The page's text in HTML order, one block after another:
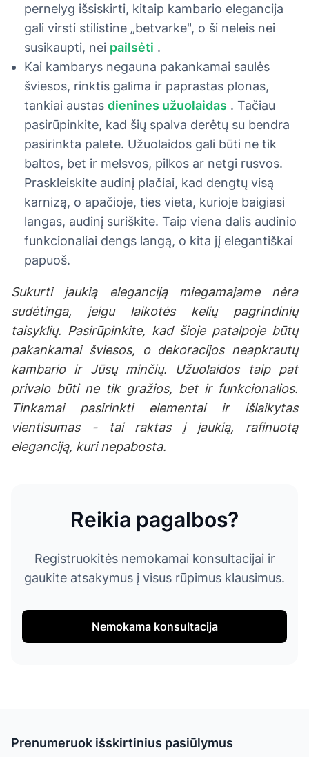
pernelyg išsiskirti, kitaip kambario elegancija
gali virsti stilistine „betvarke", o ši neleis nei
susikaupti, nei pailsėti .
Kai kambarys negauna pakankamai saulės
šviesos, rinktis galima ir paprastas plonas,
tankiai austas dienines užuolaidas . Tačiau
pasirūpinkite, kad šių spalva derėtų su bendra
pasirinkta palete. Užuolaidos gali būti ne tik
baltos, bet ir melsvos, pilkos ar netgi rusvos.
Praskleiskite audinį plačiai, kad dengtų visą
karnizą, o apačioje, ties vieta, kurioje baigiasi
langas, audinį suriškite. Taip viena dalis audinio
funkcionaliai dengs langą, o kita jį elegantiškai
papuoš.
Sukurti jaukią eleganciją miegamajame nėra
sudėtinga, jeigu laikotės kelių pagrindinių
taisyklių. Pasirūpinkite, kad šioje patalpoje būtų
pakankamai šviesos, o dekoracijos neapkrautų
kambario ir Jūsų minčių. Užuolaidos taip pat
privalo būti ne tik gražios, bet ir funkcionalios.
Tinkamai pasirinkti elementai ir išlaikytas
vientisumas - tai raktas į jaukią, rafinuotą
eleganciją, kuri nepabosta.
Reikia pagalbos?
Registruokitės nemokamai konsultacijai ir
gaukite atsakymus į visus rūpimus klausimus.
Nemokama konsultacija
Prenumeruok išskirtinius pasiūlymus